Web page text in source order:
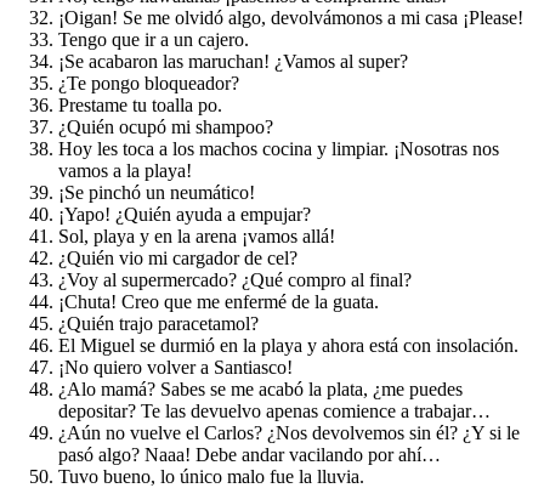
¡Oigan! Se me olvidó algo, devolvámonos a mi casa ¡Please!
Tengo que ir a un cajero.
¡Se acabaron las maruchan! ¿Vamos al super?
¿Te pongo bloqueador?
Prestame tu toalla po.
¿Quién ocupó mi shampoo?
Hoy les toca a los machos cocina y limpiar. ¡Nosotras nos
vamos a la playa!
¡Se pinchó un neumático!
¡Yapo! ¿Quién ayuda a empujar?
Sol, playa y en la arena ¡vamos allá!
¿Quién vio mi cargador de cel?
¿Voy al supermercado? ¿Qué compro al final?
¡Chuta! Creo que me enfermé de la guata.
¿Quién trajo paracetamol?
El Miguel se durmió en la playa y ahora está con insolación.
¡No quiero volver a Santiasco!
¿Alo mamá? Sabes se me acabó la plata, ¿me puedes
depositar? Te las devuelvo apenas comience a trabajar…
¿Aún no vuelve el Carlos? ¿Nos devolvemos sin él? ¿Y si le
pasó algo? Naaa! Debe andar vacilando por ahí…
Tuvo bueno, lo único malo fue la lluvia.